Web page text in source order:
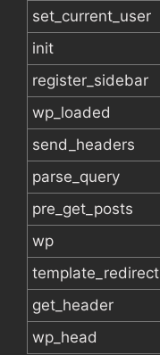
set_current_user
init
register_sidebar
wp_loaded
send_headers
parse_query
pre_get_posts
wp
template_redirect
get_header
wp_head